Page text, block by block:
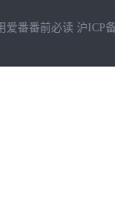
爱番番前必读 沪ICP